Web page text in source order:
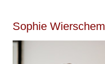
Sophie Wierschem